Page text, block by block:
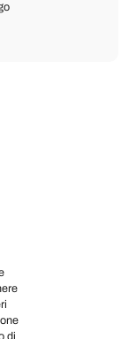
di